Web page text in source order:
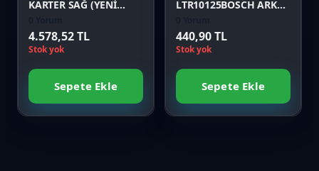
KARTER SAĞ (YENİ
4.578,52 TL
Stok yok
Sepete Ekle
LTR10125BOSCH ARKA
Orijinal
440,90 TL
Stok yok
Sepete Ekle